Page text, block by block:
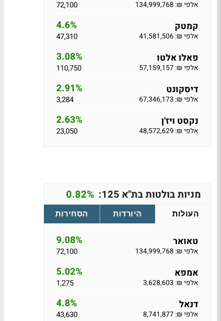
אלפי ₪: 134,999,768 72,100
קמטק 4.6%
אלפי ₪: 41,581,506 47,310
פאלו אלטו 3.08%
אלפי ₪: 57,159,157 110,750
דיסקונט 2.91%
אלפי ₪: 67,346,173 3,284
נקסט ויז'ן 2.63%
אלפי ₪: 48,572,629 23,050
מניות בולטות בת"א 125: 0.82%
העולות היורדות הסחירות
טאואר 9.08%
אלפי ₪: 134,999,768 72,100
אמפא 5.02%
אלפי ₪: 3,628,603 1,275
דנאל 4.8%
אלפי ₪: 8,741,877 43,630